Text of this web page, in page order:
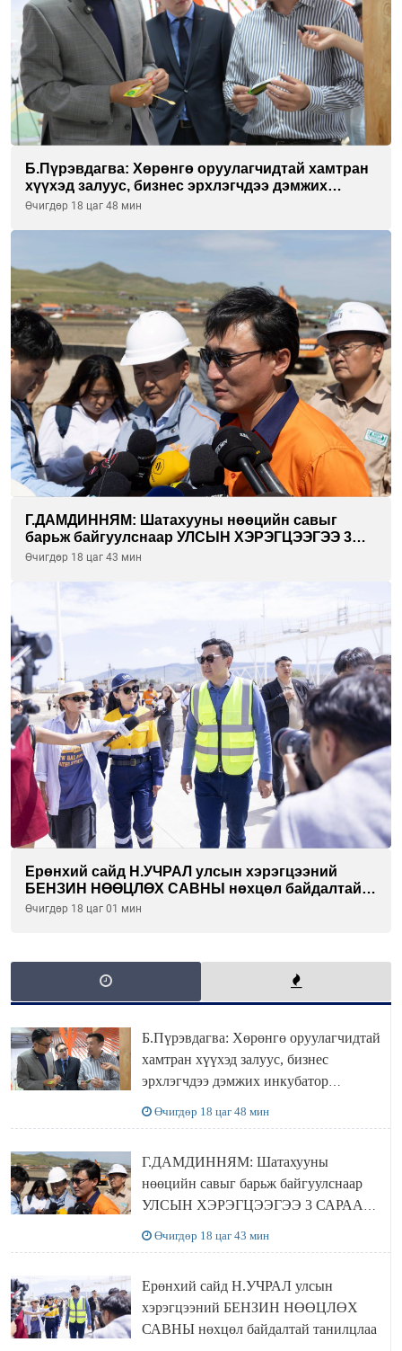
Б.Пүрэвдагва: Хөрөнгө оруулагчидтай хамтран
хүүхэд залуус, бизнес эрхлэгчдээ дэмжих
инкубатор төвүүдийг хотын захын
Өчигдөр 18 цаг 48 мин
Г.ДАМДИННЯМ: Шатахууны нөөцийн савыг
барьж байгуулснаар УЛСЫН ХЭРЭГЦЭЭГЭЭ 3
САРААР НӨӨЦЛӨДӨГ болно
Өчигдөр 18 цаг 43 мин
Ерөнхий сайд Н.УЧРАЛ улсын хэрэгцээний
БЕНЗИН НӨӨЦЛӨХ САВНЫ нөхцөл байдалтай
танилцлаа
Өчигдөр 18 цаг 01 мин
Б.Пүрэвдагва: Хөрөнгө оруулагчидтай
хамтран хүүхэд залуус, бизнес
эрхлэгчдээ дэмжих инкубатор
Өчигдөр 18 цаг 48 мин
Г.ДАМДИННЯМ: Шатахууны
нөөцийн савыг барьж байгуулснаар
УЛСЫН ХЭРЭГЦЭЭГЭЭ 3 САРААР
Өчигдөр 18 цаг 43 мин
Ерөнхий сайд Н.УЧРАЛ улсын
хэрэгцээний БЕНЗИН НӨӨЦЛӨХ
САВНЫ нөхцөл байдалтай танилцлаа